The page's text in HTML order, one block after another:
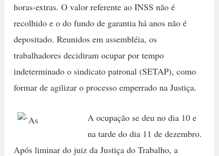
horas-extras. O valor referente ao INSS não é
recolhido e o do fundo de garantia há anos não é
depositado. Reunidos em assembléia, os
trabalhadores decidiram ocupar por tempo
indeterminado o sindicato patronal (SETAP), como
formar de agilizar o processo emperrado na Justiça.
A ocupação se deu no dia 10 e
na tarde do dia 11 de dezembro.
Após liminar do juiz da Justiça do Trabalho, a